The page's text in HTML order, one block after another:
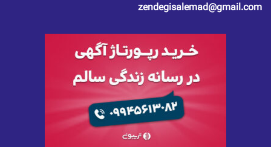
zendegisalemad@gmail.com